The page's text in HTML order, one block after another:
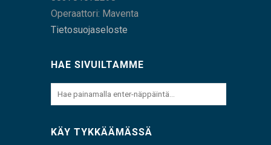
Operaattori: Maventa
Tietosuojaseloste
HAE SIVUILTAMME
KÄY TYKKÄÄMÄSSÄ